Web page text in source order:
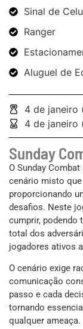
Sinal de
Ranger
Aluguel de
4 de janeiro
4 de janeiro
Sunday
O Sunday
cenário misto que
proporcionando
desafios. Neste
cumprir, podendo
total dos
jogadores ativos
O cenário exige
comunicação
passo e cada
tornando
qualquer ameaça.